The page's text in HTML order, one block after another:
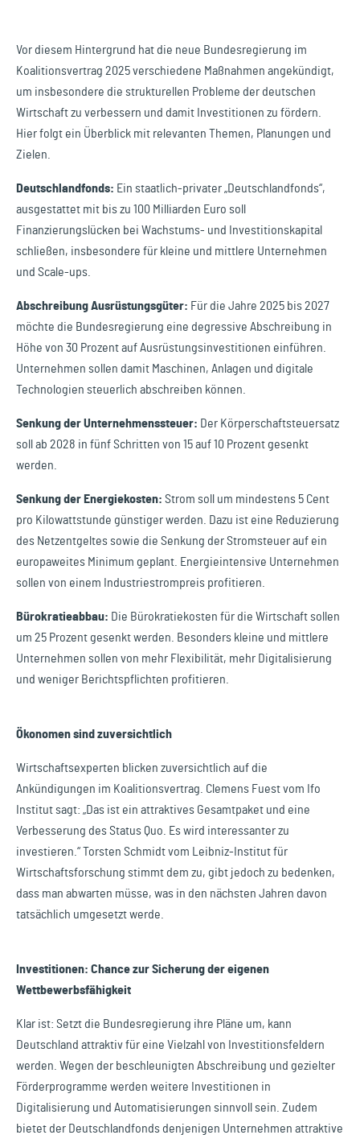
Vor diesem Hintergrund hat die neue Bundesregierung im
Koalitionsvertrag 2025 verschiedene Maßnahmen angekündigt,
um insbesondere die strukturellen Probleme der deutschen
Wirtschaft zu verbessern und damit Investitionen zu fördern.
Hier folgt ein Überblick mit relevanten Themen, Planungen und
Zielen.
Deutschlandfonds: Ein staatlich-privater „Deutschlandfonds“,
ausgestattet mit bis zu 100 Milliarden Euro soll
Finanzierungslücken bei Wachstums- und Investitionskapital
schließen, insbesondere für kleine und mittlere Unternehmen
und Scale-ups.
Abschreibung Ausrüstungsgüter: Für die Jahre 2025 bis 2027
möchte die Bundesregierung eine degressive Abschreibung in
Höhe von 30 Prozent auf Ausrüstungsinvestitionen einführen.
Unternehmen sollen damit Maschinen, Anlagen und digitale
Technologien steuerlich abschreiben können.
Senkung der Unternehmenssteuer: Der Körperschaftsteuersatz
soll ab 2028 in fünf Schritten von 15 auf 10 Prozent gesenkt
werden.
Senkung der Energiekosten: Strom soll um mindestens 5 Cent
pro Kilowattstunde günstiger werden. Dazu ist eine Reduzierung
des Netzentgeltes sowie die Senkung der Stromsteuer auf ein
europaweites Minimum geplant. Energieintensive Unternehmen
sollen von einem Industriestrompreis profitieren.
Bürokratieabbau: Die Bürokratiekosten für die Wirtschaft sollen
um 25 Prozent gesenkt werden. Besonders kleine und mittlere
Unternehmen sollen von mehr Flexibilität, mehr Digitalisierung
und weniger Berichtspflichten profitieren.
Ökonomen sind zuversichtlich
Wirtschaftsexperten blicken zuversichtlich auf die
Ankündigungen im Koalitionsvertrag. Clemens Fuest vom Ifo
Institut sagt: „Das ist ein attraktives Gesamtpaket und eine
Verbesserung des Status Quo. Es wird interessanter zu
investieren.“ Torsten Schmidt vom Leibniz-Institut für
Wirtschaftsforschung stimmt dem zu, gibt jedoch zu bedenken,
dass man abwarten müsse, was in den nächsten Jahren davon
tatsächlich umgesetzt werde.
Investitionen: Chance zur Sicherung der eigenen
Wettbewerbsfähigkeit
Klar ist: Setzt die Bundesregierung ihre Pläne um, kann
Deutschland attraktiv für eine Vielzahl von Investitionsfeldern
werden. Wegen der beschleunigten Abschreibung und gezielter
Förderprogramme werden weitere Investitionen in
Digitalisierung und Automatisierungen sinnvoll sein. Zudem
bietet der Deutschlandfonds denjenigen Unternehmen attraktive